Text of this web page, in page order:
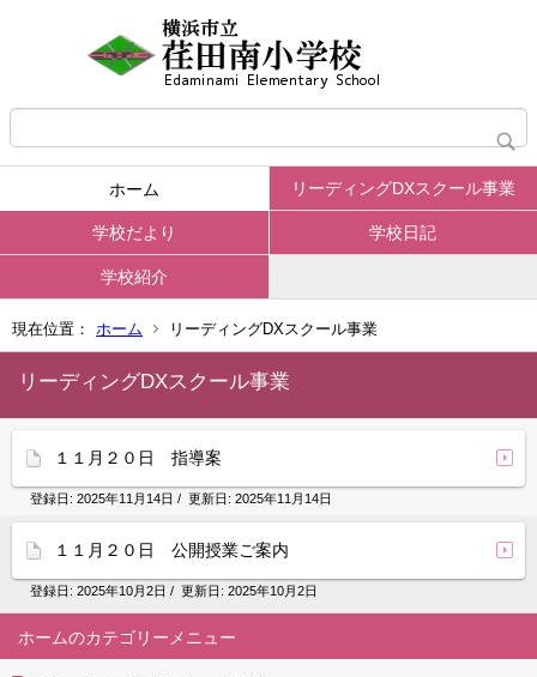
ホーム リーディングDXスクール事業
学校だより 学校日記
学校紹介
現在位置： ホーム リーディングDXスクール事業
ホーム
リーディングDXスクール事業
１１月２０日 指導案
登録日: 2025年11月14日 / 更新日: 2025年11月14日
１１月２０日 公開授業ご案内
登録日: 2025年10月2日 / 更新日: 2025年10月2日